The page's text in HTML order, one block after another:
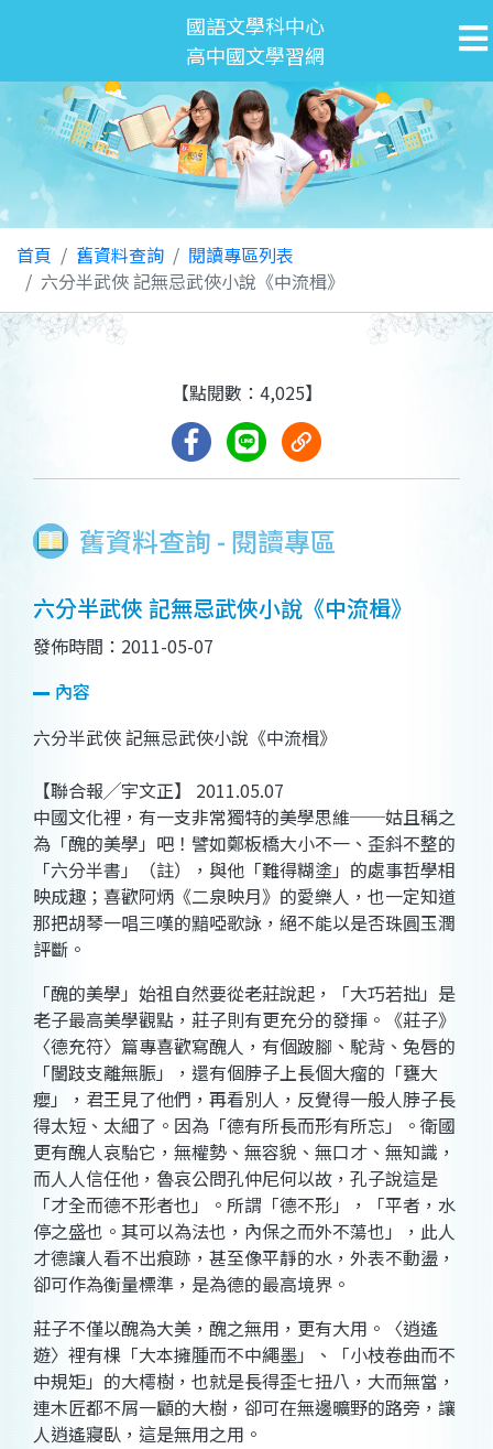
國語文學科中心
高中國文學習網
首頁 舊資料查詢
閱讀專區列表
六分半武俠 記無忌武俠小說《中流楫》
舊資料查詢 - 閱讀專區
【點閱數：4,025】
六分半武俠 記無忌武俠小說《中流楫》
發佈時間：2011-05-07
內容
六分半武俠 記無忌武俠小說《中流楫》
【聯合報╱宇文正】 2011.05.07
中國文化裡，有一支非常獨特的美學思維──姑且稱之
為「醜的美學」吧！譬如鄭板橋大小不一、歪斜不整的
「六分半書」（註），與他「難得糊塗」的處事哲學相
映成趣；喜歡阿炳《二泉映月》的愛樂人，也一定知道
那把胡琴一唱三嘆的黯啞歌詠，絕不能以是否珠圓玉潤
評斷。
「醜的美學」始祖自然要從老莊說起，「大巧若拙」是
老子最高美學觀點，莊子則有更充分的發揮。《莊子》
〈德充符〉篇專喜歡寫醜人，有個跛腳、駝背、兔唇的
「闉跂支離無脤」，還有個脖子上長個大瘤的「甕大
癭」，君王見了他們，再看別人，反覺得一般人脖子長
得太短、太細了。因為「德有所長而形有所忘」。衛國
更有醜人哀駘它，無權勢、無容貌、無口才、無知識，
而人人信任他，魯哀公問孔仲尼何以故，孔子說這是
「才全而德不形者也」。所謂「德不形」，「平者，水
停之盛也。其可以為法也，內保之而外不蕩也」，此人
才德讓人看不出痕跡，甚至像平靜的水，外表不動盪，
卻可作為衡量標準，是為德的最高境界。
莊子不僅以醜為大美，醜之無用，更有大用。〈逍遙
遊〉裡有棵「大本擁腫而不中繩墨」、「小枝卷曲而不
中規矩」的大樗樹，也就是長得歪七扭八，大而無當，
連木匠都不屑一顧的大樹，卻可在無邊曠野的路旁，讓
人逍遙寢臥，這是無用之用。